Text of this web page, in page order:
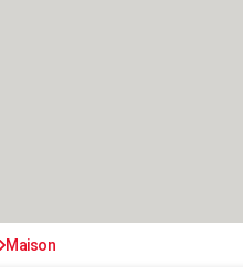
Maison